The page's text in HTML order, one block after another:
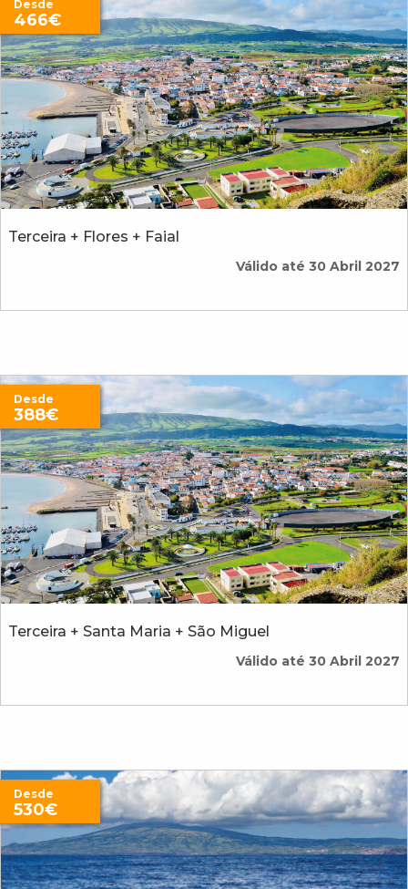
Terceira + Flores + Faial
Desde
466€
Válido até 30 Abril 2027
Terceira + Santa Maria + São Miguel
Desde
388€
Válido até 30 Abril 2027
Desde
530€